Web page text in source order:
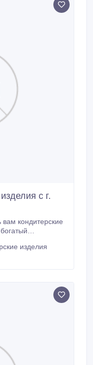
с г.
вам кондитерские
сладости,
по оптовым
изделия